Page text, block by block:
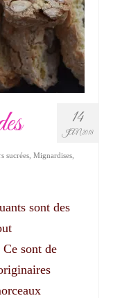
14
JAN 2018
sucrées Mignardises
sont des
sont de